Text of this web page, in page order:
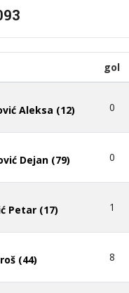
gol
Aleksa (12) 0
Dejan (79) 0
Petar (17) 1
(44) 8